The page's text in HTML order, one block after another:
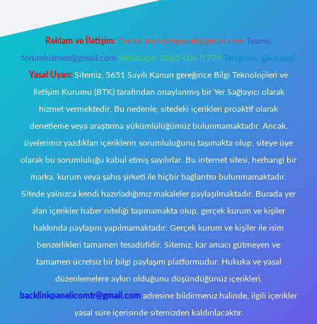
Reklam ve İletişim: E-mail: backlinkpaneli@gmail.com Teams:
forumhizmeti@gmail.com Whatsapp: 0262 606 0 726 Telegram: @karabul
Yasal Uyarı: Sitemiz, 5651 Sayılı Kanun gereğince Bilgi Teknolojileri ve
İletişim Kurumu (BTK) tarafından onaylanmış bir Yer Sağlayıcı olarak
hizmet vermektedir. Bu nedenle, sitedeki içerikleri proaktif olarak
denetleme veya araştırma yükümlülüğümüz bulunmamaktadır. Ancak,
üyelerimiz yazdıkları içeriklerin sorumluluğunu taşımakta olup, siteye üye
olarak bu sorumluluğu kabul etmiş sayılırlar. Bu internet sitesi, herhangi bir
marka, kurum veya şahıs şirketi ile hiçbir bağlantısı bulunmamaktadır.
Sitede yalnızca kendi hazırladığımız makaleler paylaşılmaktadır. Burada yer
alan içerikler haber niteliği taşımamakta olup, gerçek kurum ve kişiler
hakkında paylaşım yapılmamaktadır. Gerçek kurum ve kişiler ile isim
benzerlikleri tamamen tesadüfidir. Sitemiz, kar amacı gütmeyen ve
tamamen ücretsiz bir bilgi paylaşım platformudur. Hukuka ve yasal
düzenlemelere aykırı olduğunu düşündüğünüz içerikleri,
backlinkpanelicomtr@gmail.com adresine bildirmeniz halinde, ilgili içerikler
yasal süre içerisinde sitemizden kaldırılacaktır.